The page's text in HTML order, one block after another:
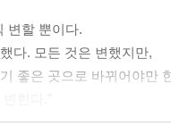
변할 뿐이다.
다. 모든 것은 변했지만,
좋은 곳으로 바뀌어야만